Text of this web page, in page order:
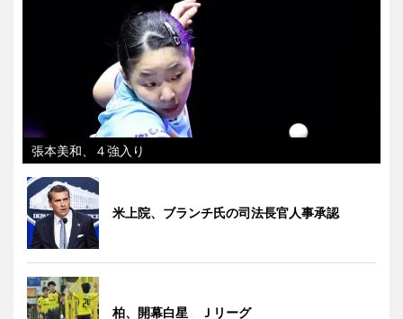
張本美和、４強入り
米上院、ブランチ氏の司法長官人事承認
柏、開幕白星 Ｊリーグ